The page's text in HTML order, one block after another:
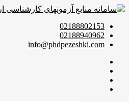
02188802153
02188940962
info@phdpezeshki.com